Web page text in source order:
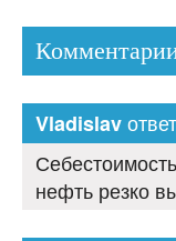
Vladislav
нефть резко